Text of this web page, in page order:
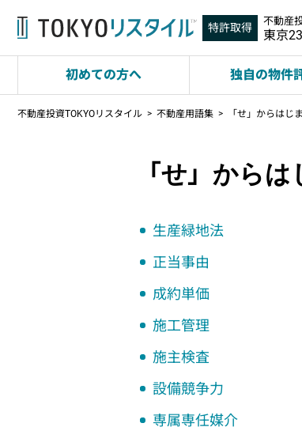
特許取得 不動産
東京
初めての方へ 独自の物件
不動産投資TOKYOリスタイル 不動産用語集 「せ」からはじ
「せ」から
生産緑地法
正当事由
成約単価
施工管理
施主検査
設備競争力
専属専任媒介